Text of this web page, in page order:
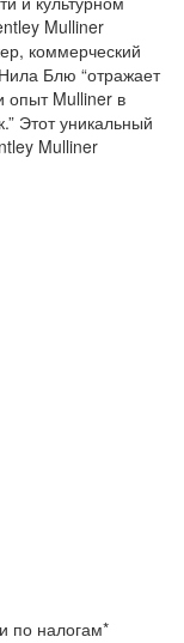
Mulliner
коммерческий
Блю “отражает
опыт Mulliner в
Этот уникальный
Mulliner
по налогам*